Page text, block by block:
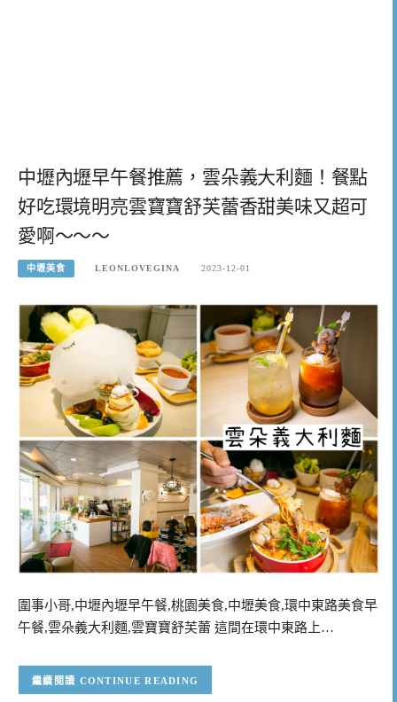
中壢內壢早午餐推薦，雲朵義大利麵！餐點
好吃環境明亮雲寶寶舒芙蕾香甜美味又超可
愛啊～～～
中壢美食 LEONLOVEGINA 2023-12-01
圍事小哥,中壢內壢早午餐,桃園美食,中壢美食,環中東路美食早
午餐,雲朵義大利麵,雲寶寶舒芙蕾 這間在環中東路上…
CONTINUE READING